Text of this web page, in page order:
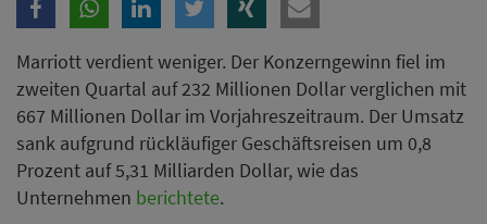
Marriott verdient weniger. Der Konzerngewinn fiel im
zweiten Quartal auf 232 Millionen Dollar verglichen mit
667 Millionen Dollar im Vorjahreszeitraum. Der Umsatz
sank aufgrund rückläufiger Geschäftsreisen um 0,8
Prozent auf 5,31 Milliarden Dollar, wie das
Unternehmen berichtete.